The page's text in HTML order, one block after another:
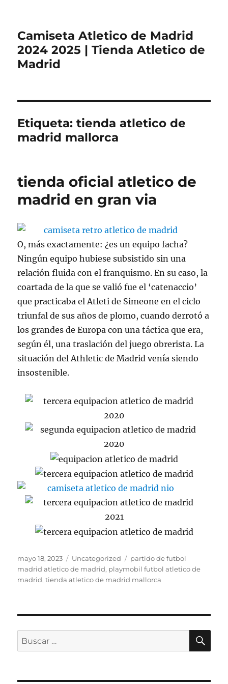
Camiseta Atletico de Madrid
2024 2025 | Tienda Atletico de
Madrid
Etiqueta:tienda atletico de
madrid mallorca
tienda oficial atletico de
madrid en gran via
O, más exactamente: ¿es un equipo facha?
Ningún equipo hubiese subsistido sin una
relación fluida con el franquismo. En su caso, la
coartada de la que se valió fue el ‘catenaccio’
que practicaba el Atleti de Simeone en el ciclo
triunfal de sus años de plomo, cuando derrotó a
los grandes de Europa con una táctica que era,
según él, una traslación del juego obrerista. La
situación del Athletic de Madrid venía siendo
insostenible.
Publicado
el
mayo 18, 2023 Categorías
Uncategorized Etiquetas
partido de futbol
madrid atletico de madrid, playmobil futbol atletico de
madrid,tienda atletico de madrid mallorca
Buscar
por: